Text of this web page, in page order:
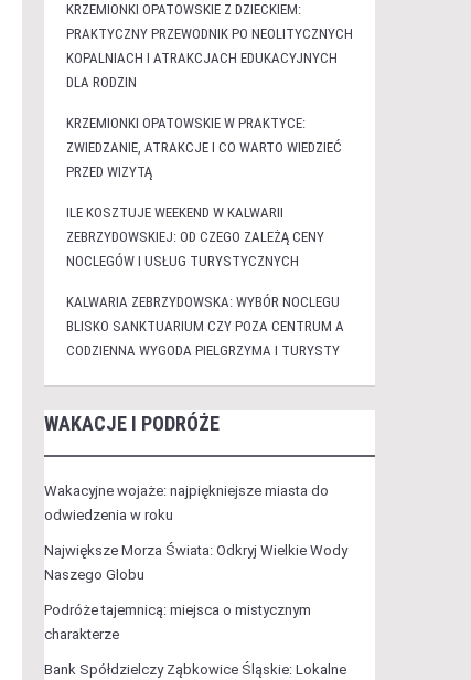
KRZEMIONKI OPATOWSKIE Z DZIECKIEM:
PRAKTYCZNY PRZEWODNIK PO NEOLITYCZNYCH
KOPALNIACH I ATRAKCJACH EDUKACYJNYCH
DLA RODZIN
KRZEMIONKI OPATOWSKIE W PRAKTYCE:
ZWIEDZANIE, ATRAKCJE I CO WARTO WIEDZIEĆ
PRZED WIZYTĄ
ILE KOSZTUJE WEEKEND W KALWARII
ZEBRZYDOWSKIEJ: OD CZEGO ZALEŻĄ CENY
NOCLEGÓW I USŁUG TURYSTYCZNYCH
KALWARIA ZEBRZYDOWSKA: WYBÓR NOCLEGU
BLISKO SANKTUARIUM CZY POZA CENTRUM A
CODZIENNA WYGODA PIELGRZYMA I TURYSTY
WAKACJE I PODRÓŻE
Wakacyjne wojaże: najpiękniejsze miasta do
odwiedzenia w roku
Największe Morza Świata: Odkryj Wielkie Wody
Naszego Globu
Podróże tajemnicą: miejsca o mistycznym
charakterze
Bank Spółdzielczy Ząbkowice Śląskie: Lokalne